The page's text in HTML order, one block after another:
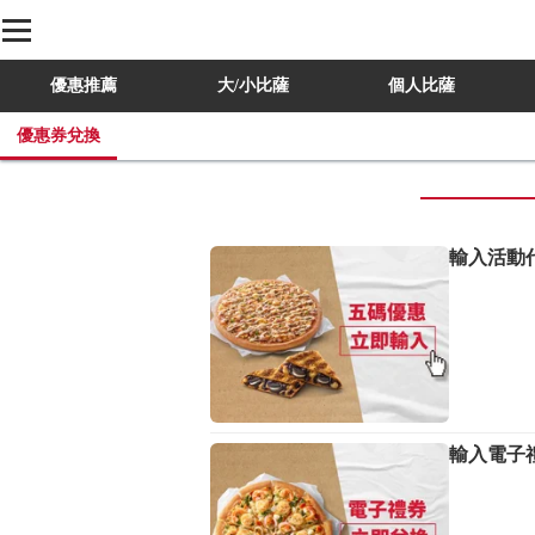
優惠推薦 大/小比薩 個人比薩
優惠券兌換
輸入活動
輸入電子